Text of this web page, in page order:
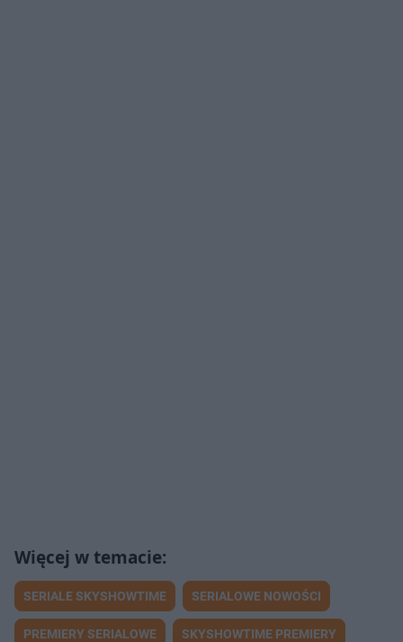
SERIALE SKYSHOWTIME SERIALOWE NOWOŚCI
PREMIERY SERIALOWE SKYSHOWTIME PREMIERY